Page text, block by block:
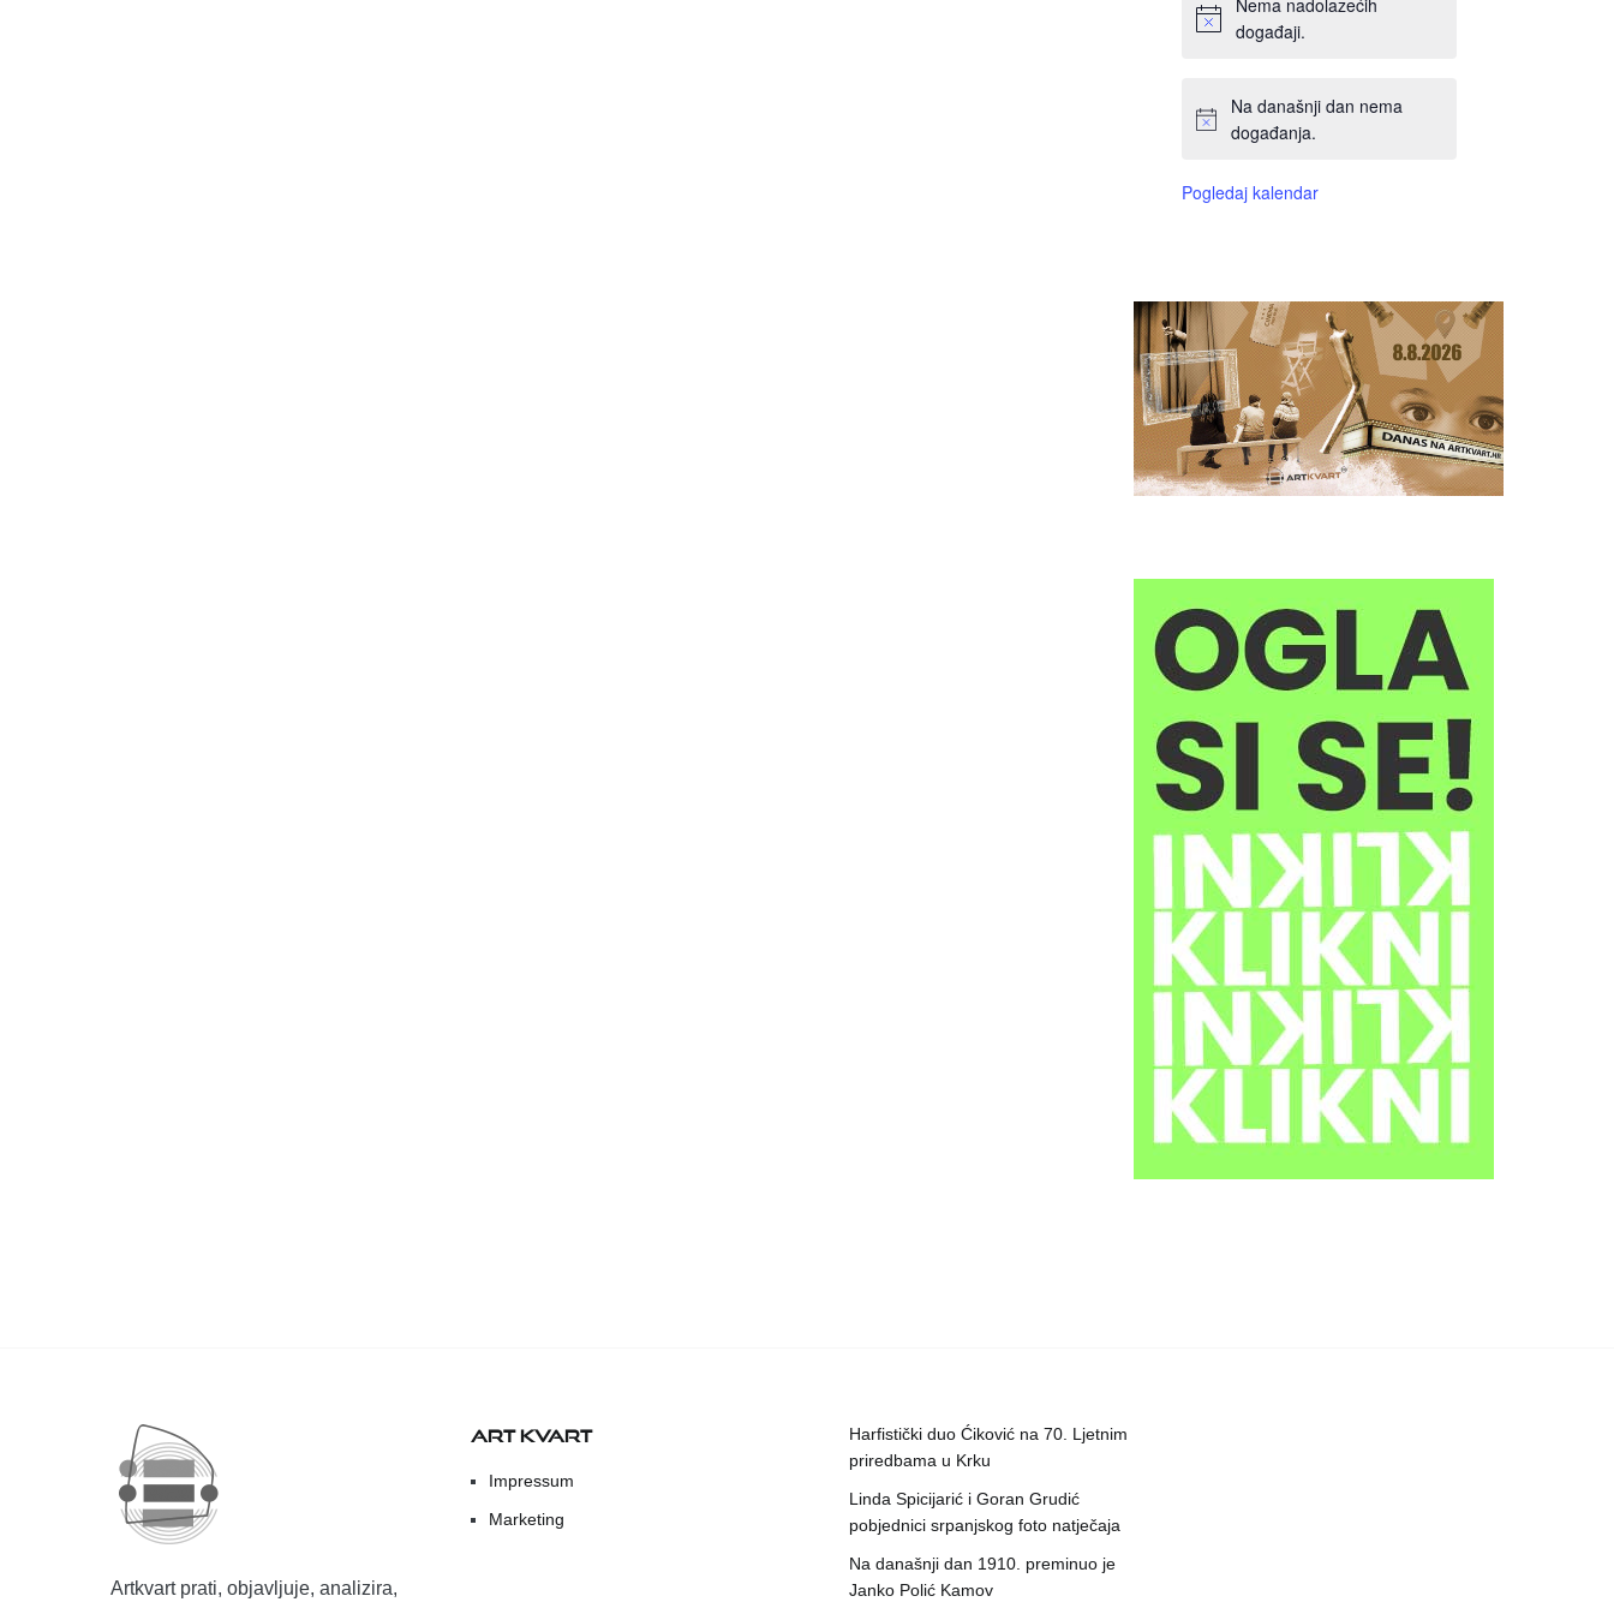
Nema nadolazećih
događaji.
Na današnji dan nema
događanja.
Pogledaj kalendar
Artkvart prati, objavljuje, analizira,
ART KVART
Impressum
Marketing
Harfistički duo Ćiković na 70. Ljetnim
priredbama u Krku
Linda Spicijarić i Goran Grudić
pobjednici srpanjskog foto natječaja
Na današnji dan 1910. preminuo je
Janko Polić Kamov